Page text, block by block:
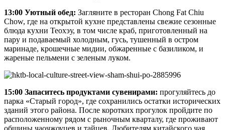
13:00 Уютный обед: Загляните в ресторан Chong Fat Chiu
Chow, где на открытой кухне представлены свежие сезонные
блюда кухни Теохэу, в том числе краб, приготовленный на
пару и подаваемый холодным, гусь, тушенный в остром
маринаде, крошечные мидии, обжаренные с базиликом, и
жареные пельмени с зеленым луком.
15:00 Запаситесь продуктами сувенирами: прогуляйтесь до
парка «Старый город», где сохранились остатки исторических
зданий этого района. После коротких прогулок пройдите по
расположенному рядом с рыночным кварталу, где проживают
общины чаочжоуцев и тайцев. Любителям китайского чая